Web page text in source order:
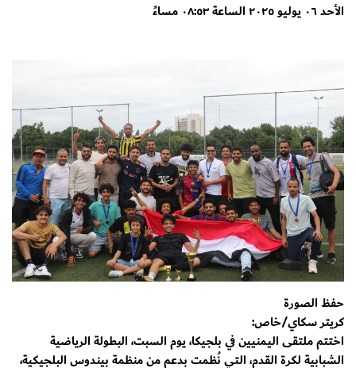
الأحد ٠٦ يوليو ٢٠٢٥ الساعة ٠٨:٥٣ مساءً
حفظ الصورة
كريتر سكاي/خاص:
اختتم ملتقى اليمنيين في بلجيكا، يوم السبت، البطولة الرياضية
الشبابية لكرة القدم، التي نُظمت بدعم من منظمة بيندوس البلجيكية،